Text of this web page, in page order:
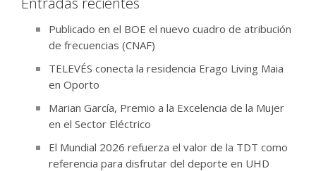
Publicado en el BOE el nuevo cuadro de atribución
de frecuencias (CNAF)
TELEVÉS conecta la residencia Erago Living Maia
en Oporto
Marian García, Premio a la Excelencia de la Mujer
en el Sector Eléctrico
El Mundial 2026 refuerza el valor de la TDT como
referencia para disfrutar del deporte en UHD